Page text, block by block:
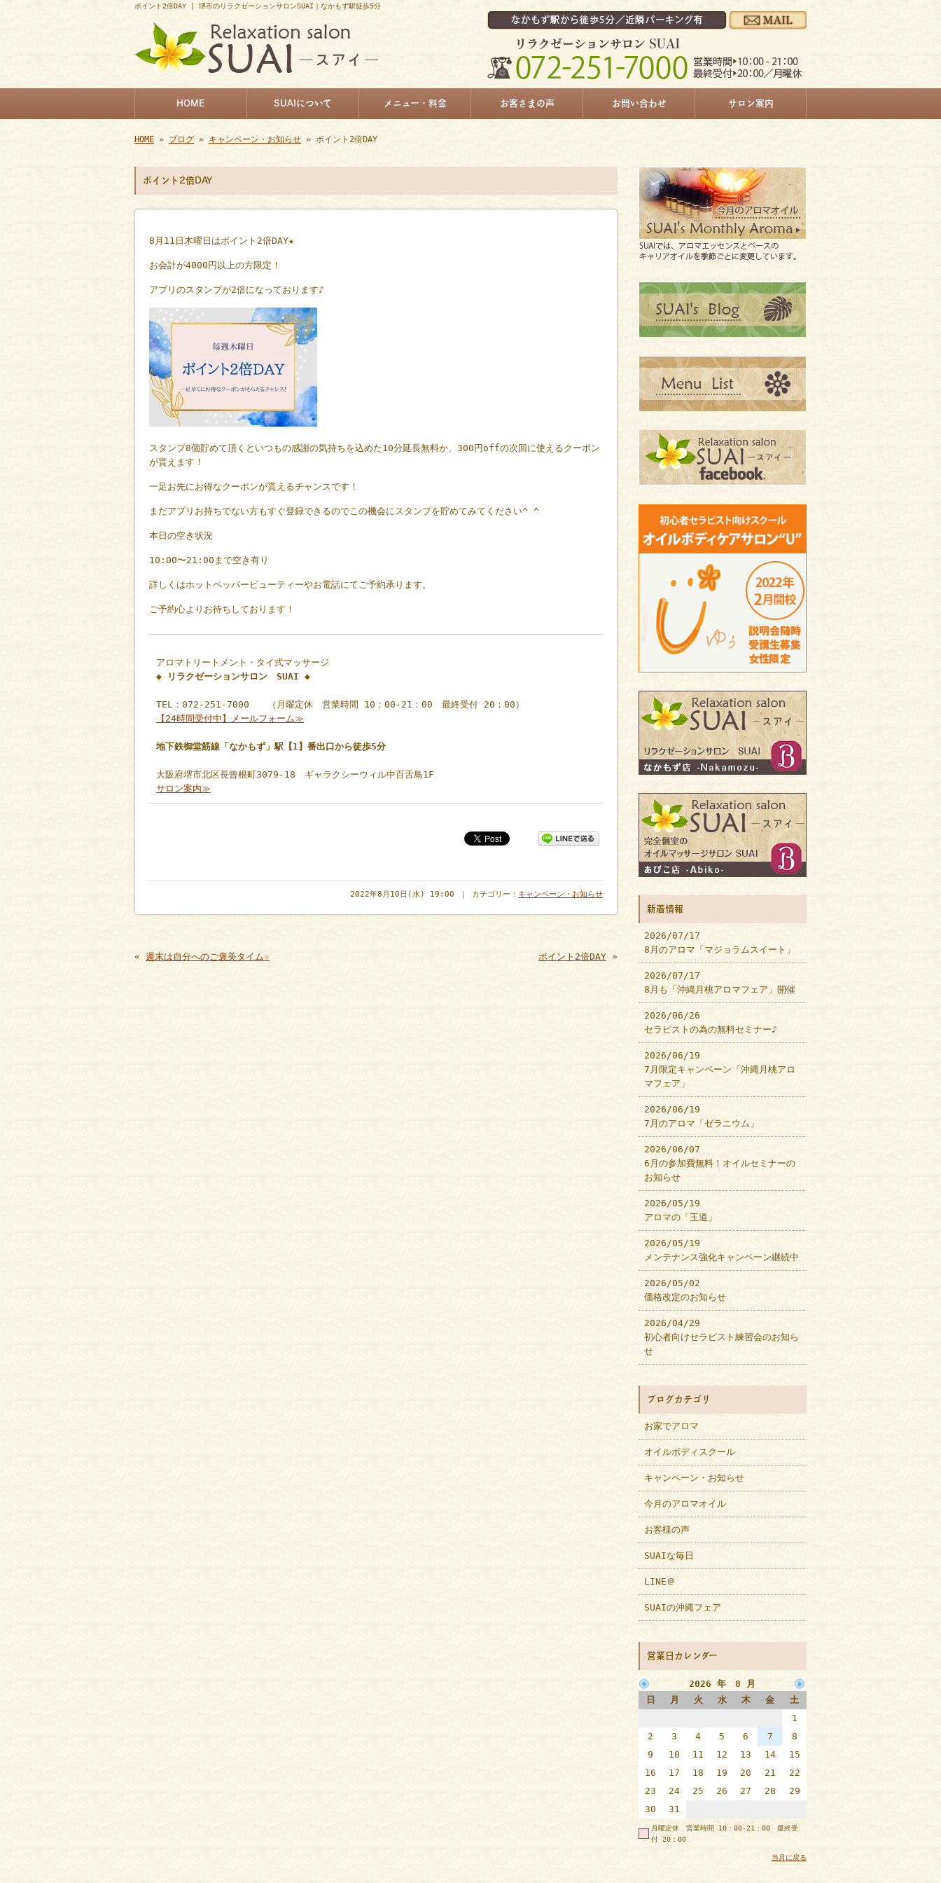
ポイント2倍DAY | 堺市のリラクゼーションサロンSUAI｜なかもず駅徒歩5分
HOME SUAIについて メニュー・料金 お客さまの声 お問い合わせ サロン案内
HOME »ブログ » キャンペーン・お知らせ » ポイント2倍DAY
ポイント2倍DAY
8 月11日木曜日はポイント 2倍DAY★
お会計が4000 円以上の方限定！
アプリのスタンプが2倍になっております♪
スタンプ8個貯めて頂くといつもの感謝の気持ちを込めた10分延長無料か、 300 円 offの次回に使えるクーポン
が貰えます！
一足お先にお得なクーポンが貰えるチャンスです！
まだアプリお持ちでない方もすぐ登録できるのでこの機会にスタンプを貯めてみてください^ ^
本日の空き状況
10:00〜21:00 まで空き有り
詳しくはホットペッパービューティーやお電話にてご予約承ります。
ご予約心よりお待ちしております！
アロマトリートメント・タイ式マッサージ
◆ リラクゼーションサロン SUAI ◆
TEL：072-251-7000 （月曜定休 営業時間 10：00-21：00 最終受付 20：00）
【24時間受付中】メールフォーム≫
地下鉄御堂筋線「なかもず」駅【1】番出口から徒歩5分
大阪府堺市北区長曾根町3079-18 ギャラクシーウィル中百舌鳥1F
サロン案内≫
2022年8月10日(水) 19:00 ｜ カテゴリー： キャンペーン・お知らせ
« 週末は自分へのご褒美タイム☆ ポイント2倍DAY »
新着情報
2026/07/17
8月のアロマ「マジョラムスイート」
2026/07/17
8月も「沖縄月桃アロマフェア」開催
2026/06/26
セラピストの為の無料セミナー♪
2026/06/19
7月限定キャンペーン「沖縄月桃アロ
マフェア」
2026/06/19
7月のアロマ「ゼラニウム」
2026/06/07
6月の参加費無料！オイルセミナーの
お知らせ
2026/05/19
アロマの「王道」
2026/05/19
メンテナンス強化キャンペーン継続中
2026/05/02
価格改定のお知らせ
2026/04/29
初心者向けセラピスト練習会のお知ら
せ
ブログカテゴリ
お家でアロマ
オイルボディスクール
キャンペーン・お知らせ
今月のアロマオイル
お客様の声
SUAIな毎日
LINE＠
SUAIの沖縄フェア
営業日カレンダー
2026 年 8 月
日
月 火 水 木 金
土
1
2
3 4 5 6 7
8
9
10 11 12 13 14
15
16
17 18 19 20 21
22
23
24 25 26 27 28
29
30
31
月曜定休 営業時間 10：00-21：00 最終受
付 20：00
当月に戻る